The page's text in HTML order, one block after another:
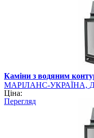
Каміни з водяним
МАРІЛАНС-УКРАЇНА,
Ціна:
Перегляд